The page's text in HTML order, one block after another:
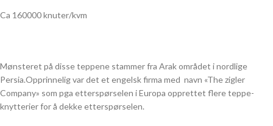
Ca 160000 knuter/kvm
Mønsteret på disse teppene stammer fra Arak området i nordlige
Persia.Opprinnelig var det et engelsk firma med navn «The zigler
Company» som pga etterspørselen i Europa opprettet flere teppe-
knytterier for å dekke etterspørselen.